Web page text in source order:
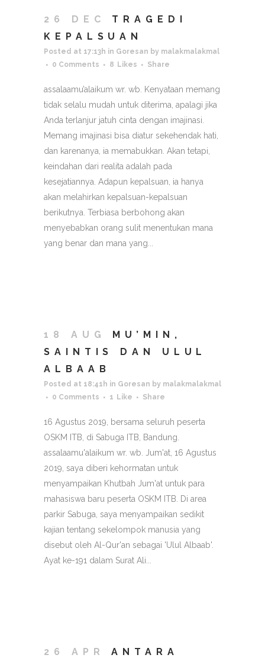
26 DEC
TRAGEDI
KEPALSUAN
Posted at 17:13h in Goresan by malakmalakmal
0 Comments
8 Likes Share
assalaamu’alaikum wr. wb. Kenyataan memang
tidak selalu mudah untuk diterima, apalagi jika
Anda terlanjur jatuh cinta dengan imajinasi.
Memang imajinasi bisa diatur sekehendak hati,
dan karenanya, ia memabukkan. Akan tetapi,
keindahan dari realita adalah pada
kesejatiannya. Adapun kepalsuan, ia hanya
akan melahirkan kepalsuan-kepalsuan
berikutnya. Terbiasa berbohong akan
menyebabkan orang sulit menentukan mana
yang benar dan mana yang...
18 AUG
MU’MIN,
SAINTIS DAN ULUL
ALBAAB
Posted at 18:41h in Goresan by malakmalakmal
0 Comments
1 Like Share
16 Agustus 2019, bersama seluruh peserta
OSKM ITB, di Sabuga ITB, Bandung.
assalaamu'alaikum wr. wb. Jum'at, 16 Agustus
2019, saya diberi kehormatan untuk
menyampaikan Khutbah Jum'at untuk para
mahasiswa baru peserta OSKM ITB. Di area
parkir Sabuga, saya menyampaikan sedikit
kajian tentang sekelompok manusia yang
disebut oleh Al-Qur'an sebagai 'Ulul Albaab'.
Ayat ke-191 dalam Surat Ali...
26 APR
ANTARA